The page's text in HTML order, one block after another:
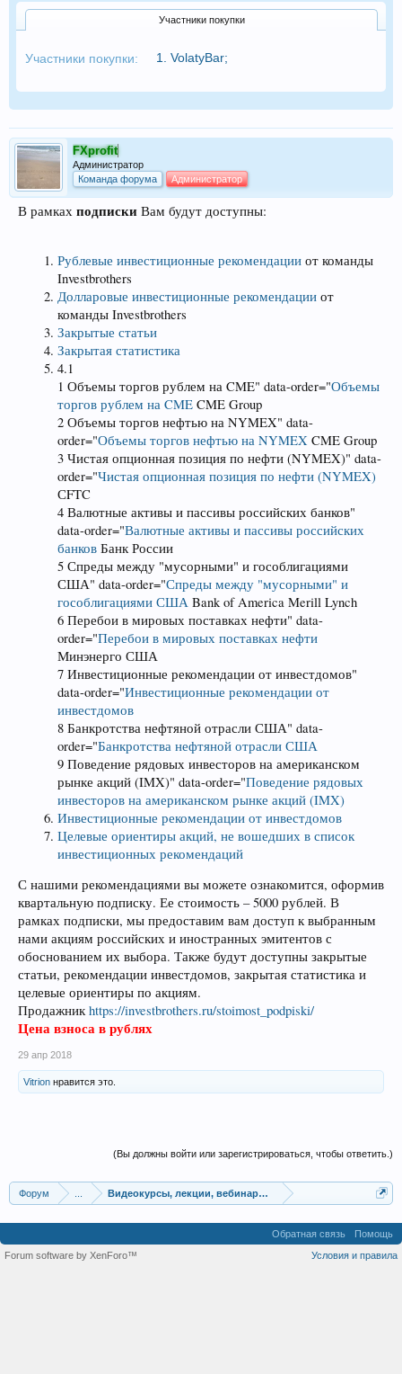
Участники покупки
Участники покупки: 1. VolatyBar;
FXprofit
Администратор
Команда форума
Администратор
В рамках подписки Вам будут доступны:
Рублевые инвестиционные рекомендации от команды
Investbrothers
Долларовые инвестиционные рекомендации от
команды Investbrothers
Закрытые статьи
Закрытая статистика
4.1
1 Объемы торгов рублем на CME" data-order="Объемы
торгов рублем на CME CME Group
2 Объемы торгов нефтью на NYMEX" data-
order="Объемы торгов нефтью на NYMEX CME Group
3 Чистая опционная позиция по нефти (NYMEX)" data-
order="Чистая опционная позиция по нефти (NYMEX)
СFTC
4 Валютные активы и пассивы российских банков"
data-order="Валютные активы и пассивы российских
банков Банк России
5 Спреды между "мусорными" и гособлигациями
США" data-order="Спреды между "мусорными" и
гособлигациями США Bank of America Merill Lynch
6 Перебои в мировых поставках нефти" data-
order="Перебои в мировых поставках нефти
Минэнерго США
7 Инвестиционные рекомендации от инвестдомов"
data-order="Инвестиционные рекомендации от
инвестдомов
8 Банкротства нефтяной отрасли США" data-
order="Банкротства нефтяной отрасли США
9 Поведение рядовых инвесторов на американском
рынке акций (IMX)" data-order="Поведение рядовых
инвесторов на американском рынке акций (IMX)
Инвестиционные рекомендации от инвестдомов
Целевые ориентиры акций, не вошедших в список
инвестиционных рекомендаций
С нашими рекомендациями вы можете ознакомится, оформив
квартальную подписку. Ее стоимость – 5000 рублей. В
рамках подписки, мы предоставим вам доступ к выбранным
нами акциям российских и иностранных эмитентов с
обоснованием их выбора. Также будут доступны закрытые
статьи, рекомендации инвестдомов, закрытая статистика и
целевые ориентиры по акциям.
Продажникhttps://investbrothers.ru/stoimost_podpiski/
Цена взноса в рублях
29 апр 2018
Vitrion нравится это.
(Вы должны войти или зарегистрироваться, чтобы ответить.)
Форум Видеокурсы, лекции, вебинары, учебный материал
Обратная связь
Помощь
Условия и правила
Forum software by XenForo™